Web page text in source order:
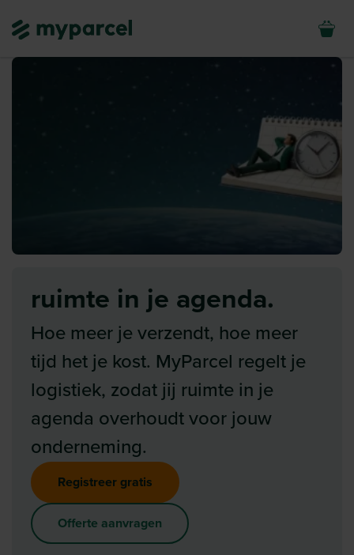
ruimte in je agenda.
Hoe meer je verzendt, hoe meer
tijd het je kost. MyParcel regelt je
logistiek, zodat jij ruimte in je
agenda overhoudt voor jouw
onderneming.
Registreer gratis
Offerte aanvragen